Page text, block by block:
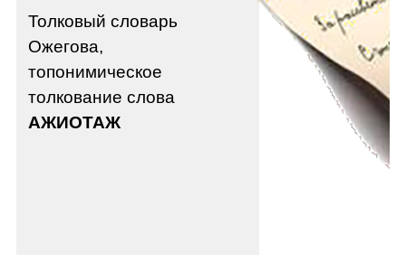
Толковый словарь
Ожегова,
топонимическое
толкование слова
АЖИОТАЖ